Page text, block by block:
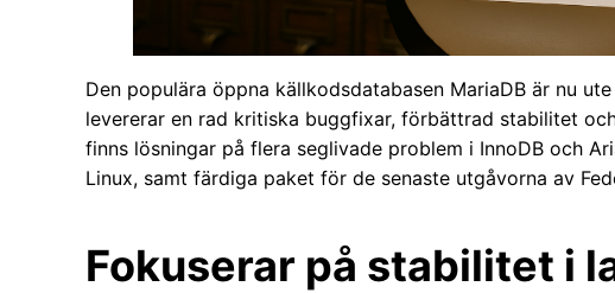
Den populära öppna källkodsdatabasen MariaDB är nu
levererar en rad kritiska buggfixar, förbättrad stabilitet
finns lösningar på flera seglivade problem i InnoDB och
Linux, samt färdiga paket för de senaste utgåvorna av
Fokuserar på stabilitet i